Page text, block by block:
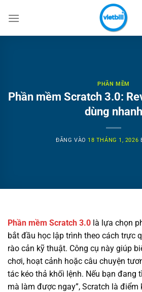
qua
PHẦN MỀM
Phần mềm Scratch 3.0:
dùng nhanh
ĐĂNG VÀO 18 THÁNG 1, 2026
Phần mềm Scratch 3.0 là lựa chọn
bắt đầu học lập trình theo cách trực
rào cản kỹ thuật. Công cụ này giúp
chơi, hoạt cảnh hoặc câu chuyện
tác kéo thả khối lệnh. Nếu bạn đang
mà làm được ngay”, Scratch là